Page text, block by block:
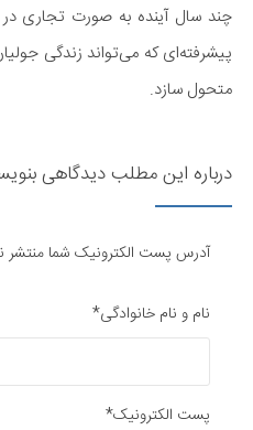
چند سال آینده به صورت تجاری
پیشرفته‌ای که می‌تواند زندگی
متحول سازد.
درباره این مطلب دیدگاهی
آدرس پست الکترونیک شما منتشر
نام و نام خانوادگی*
پست الکترونیک*